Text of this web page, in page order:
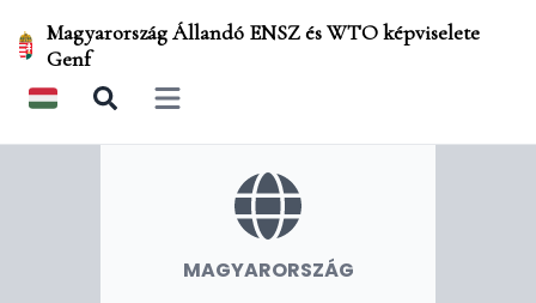
Magyarország Állandó ENSZ és WTO képviselete
Genf
Open main menu
MAGYARORSZÁG